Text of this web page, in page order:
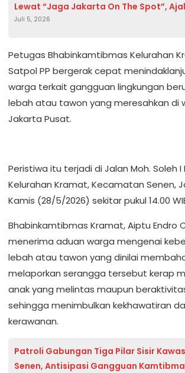
Lewat “Jaga Jakarta On The Spot”,
Jaga Kamtibmas
Juli 5, 2026
Petugas Bhabinkamtibmas Kelurahan
Satpol PP bergerak cepat
warga terkait gangguan lingkungan
lebah atau tawon yang meresahkan di
Jakarta Pusat.
Peristiwa itu terjadi di Jalan Moh. Soleh I
Kelurahan Kramat, Kecamatan Senen,
Kamis (28/5/2026) sekitar pukul 14.00
Bhabinkamtibmas Kramat, Aiptu Endro
menerima aduan warga mengenai
lebah atau tawon yang dinilai
melaporkan serangga tersebut kerap
anak yang melintas maupun
sehingga menimbulkan kekhawatiran
kerawanan.
Patroli Gabungan Tiga Pilar Sisir
Senen, Antisipasi Gangguan